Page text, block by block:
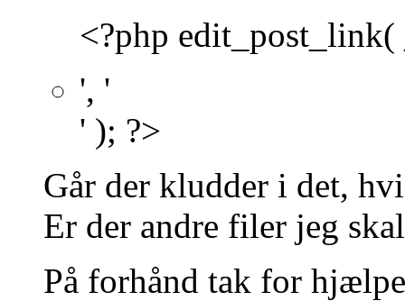
<?php
', '
' ); ?>
Går der kludder i det,
Er der andre filer jeg
På forhånd tak for